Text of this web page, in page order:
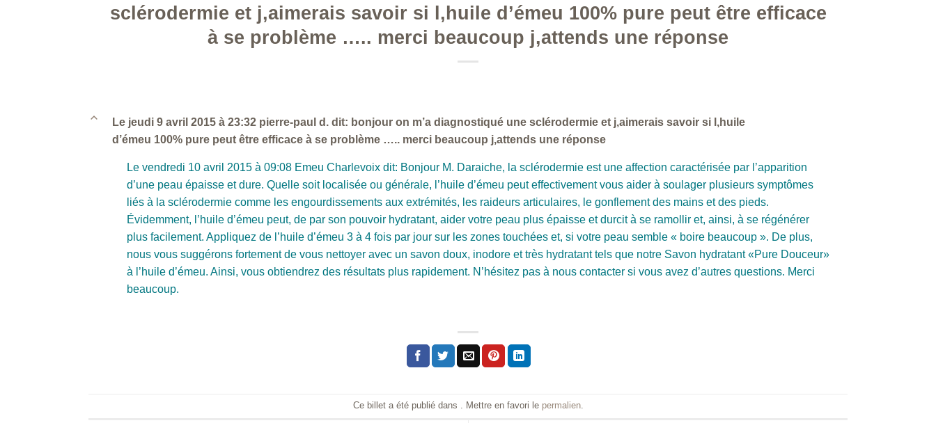
sclérodermie et j,aimerais savoir si l,huile d’émeu 100% pure peut être efficace
à se problème ….. merci beaucoup j,attends une réponse
B
Le jeudi 9 avril 2015 à 23:32 pierre-paul d. dit: bonjour on m’a diagnostiqué une sclérodermie et j,aimerais savoir si l,huile
d’émeu 100% pure peut être efficace à se problème ….. merci beaucoup j,attends une réponse
Le vendredi 10 avril 2015 à 09:08 Emeu Charlevoix dit: Bonjour M. Daraiche, la sclérodermie est une affection caractérisée par l’apparition
d’une peau épaisse et dure. Quelle soit localisée ou générale, l’huile d’émeu peut effectivement vous aider à soulager plusieurs symptômes
liés à la sclérodermie comme les engourdissements aux extrémités, les raideurs articulaires, le gonflement des mains et des pieds.
Évidemment, l’huile d’émeu peut, de par son pouvoir hydratant, aider votre peau plus épaisse et durcit à se ramollir et, ainsi, à se régénérer
plus facilement. Appliquez de l’huile d’émeu 3 à 4 fois par jour sur les zones touchées et, si votre peau semble « boire beaucoup ». De plus,
nous vous suggérons fortement de vous nettoyer avec un savon doux, inodore et très hydratant tels que notre Savon hydratant «Pure Douceur»
à l’huile d’émeu. Ainsi, vous obtiendrez des résultats plus rapidement. N’hésitez pas à nous contacter si vous avez d’autres questions. Merci
beaucoup.
Ce billet a été publié dans . Mettre en favori le permalien.